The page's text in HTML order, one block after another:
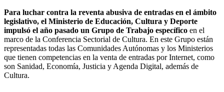
Para luchar contra la reventa abusiva de entradas en el ámbito
legislativo, el Ministerio de Educación, Cultura y Deporte
impulsó el año pasado un Grupo de Trabajo específico en el
marco de la Conferencia Sectorial de Cultura. En este Grupo están
representadas todas las Comunidades Autónomas y los Ministerios
que tienen competencias en la venta de entradas por Internet, como
son Sanidad, Economía, Justicia y Agenda Digital, además de
Cultura.